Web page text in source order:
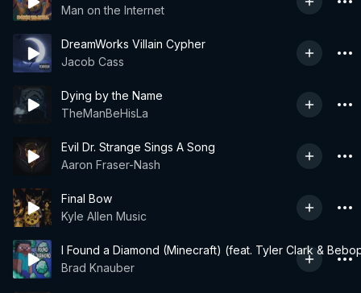
Man on the Internet
DreamWorks Villain Cypher
Jacob Cass
Dying by the Name
TheManBeHisLa
Evil Dr. Strange Sings A Song
Aaron Fraser-Nash
Final Bow
Kyle Allen Music
I Found a Diamond (Minecraft) (feat. Tyler Clark &
Brad Knauber